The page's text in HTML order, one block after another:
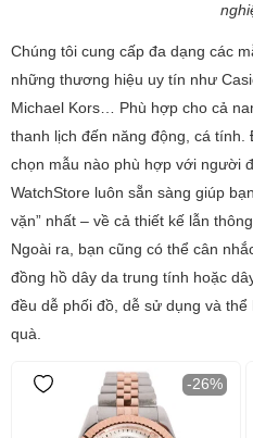
Chúng tôi cung cấp đa dạng các
những thương hiệu uy tín như
Michael Kors… Phù hợp cho cả
thanh lịch đến năng động, cá
chọn mẫu nào phù hợp với người
WatchStore luôn sẵn sàng giúp
vặn” nhất – về cả thiết kế lẫn
Ngoài ra, bạn cũng có thể cân
đồng hồ dây da trung tính hoặc
đều dễ phối đồ, dễ sử dụng và
quà.
-26%